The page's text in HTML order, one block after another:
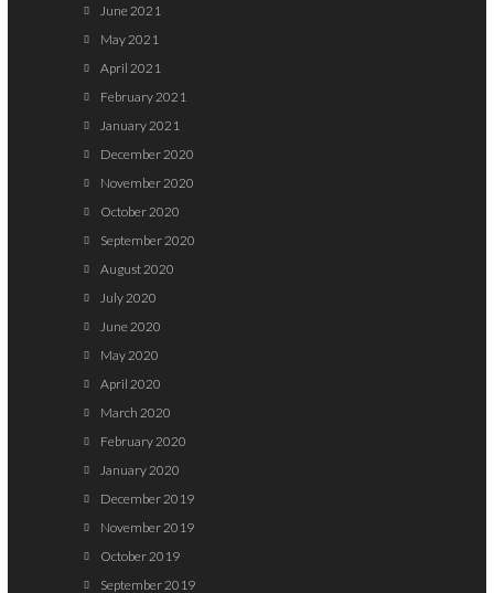
June 2021
May 2021
April 2021
February 2021
January 2021
December 2020
November 2020
October 2020
September 2020
August 2020
July 2020
June 2020
May 2020
April 2020
March 2020
February 2020
January 2020
December 2019
November 2019
October 2019
September 2019